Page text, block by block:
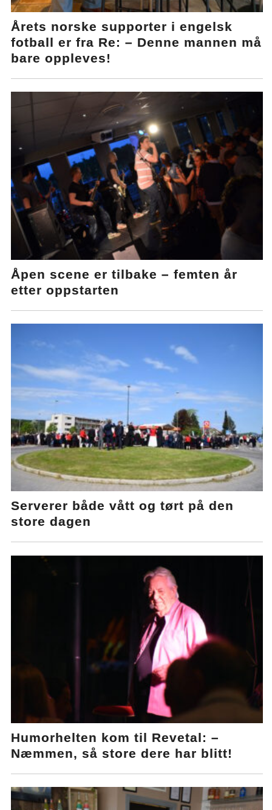
Årets norske supporter i engelsk
fotball er fra Re: – Denne mannen må
bare oppleves!
Åpen scene er tilbake – femten år
etter oppstarten
Serverer både vått og tørt på den
store dagen
Humorhelten kom til Revetal: –
Næmmen, så store dere har blitt!